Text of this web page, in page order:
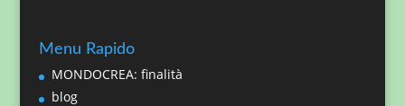
Menu Rapido
MONDOCREA: finalità
blog